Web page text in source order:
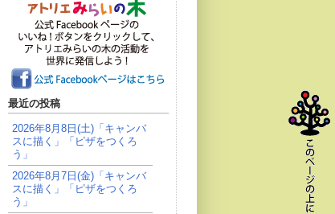
最近の投稿
2026年8月8日(土)「キャンバ
スに描く」「ピザをつくろ
う」
2026年8月7日(金)「キャンバ
スに描く」「ピザをつくろ
う」